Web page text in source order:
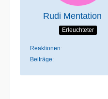
Rudi Mentation
Erleuchteter
Reaktionen
Beiträge